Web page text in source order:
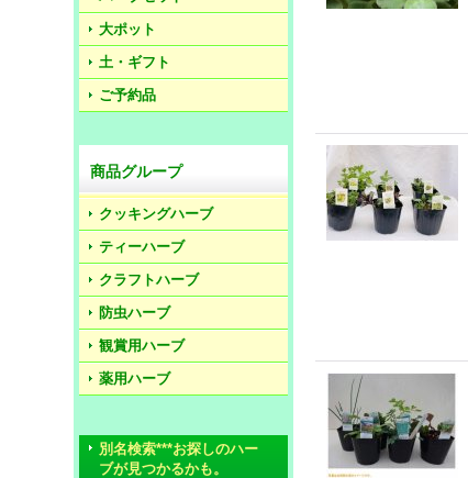
大ポット
土・ギフト
ご予約品
商品グループ
クッキングハーブ
ティーハーブ
クラフトハーブ
防虫ハーブ
観賞用ハーブ
薬用ハーブ
別名検索***お探しのハー
ブが見つかるかも。